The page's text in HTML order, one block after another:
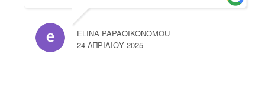
ELINA PAPAOIKONOMOU
24 ΑΠΡΙΛΊΟΥ 2025